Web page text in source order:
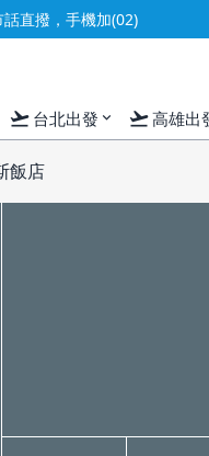
直撥，手機加(02)
flight_takeoff 台北出發 expand_more flight_takeoff高雄出
飯店